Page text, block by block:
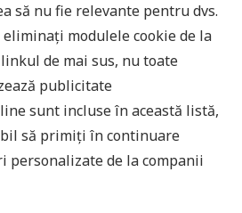
să nu fie relevante pentru dvs.
eliminați modulele cookie de la
de mai sus, nu toate
publicitate
sunt incluse în această listă,
să primiți în continuare
personalizate de la companii